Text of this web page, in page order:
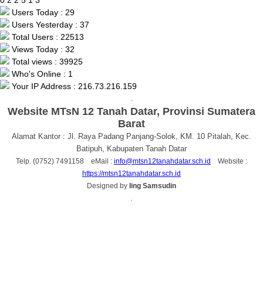
Users Today : 29
Users Yesterday : 37
Total Users : 22513
Views Today : 32
Total views : 39925
Who's Online : 1
Your IP Address : 216.73.216.159
Website MTsN 12 Tanah Datar, Provinsi Sumatera
Barat
Alamat Kantor : Jl. Raya Padang Panjang-Solok, KM. 10 Pitalah, Kec.
Batipuh, Kabupaten Tanah Datar
Telp. (0752) 7491158 eMail : info@mtsn12tanahdatar.sch.id
Website :
https://mtsn12tanahdatar.sch.id
Designed by Iing Samsudin